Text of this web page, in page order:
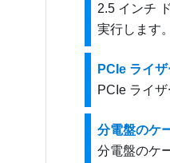
2.5 インチ
実行します。
PCIe ライ
PCIe ライ
分電盤のケ
分電盤のケ